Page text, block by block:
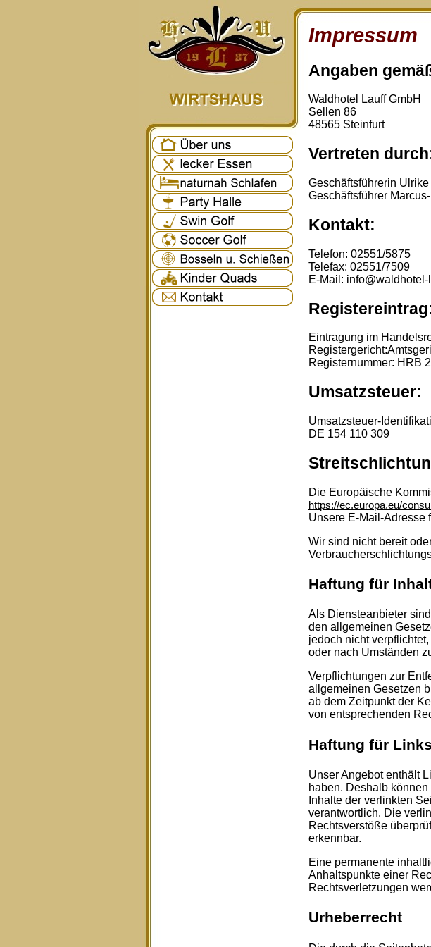
Impressum
Angaben
Waldhotel Lauff GmbH
Sellen 86
48565 Steinfurt
Vertreten
Geschäftsführerin Ulrike
Geschäftsführer
Kontakt:
Telefon: 02551/5875
Telefax: 02551/7509
E-Mail: info@waldhotel-
Eintragung im
Registernummer: HRB
Umsatzsteuer:
Umsatzsteuer-
DE 154 110 309
Die Europäische
https://ec.europa.eu/
Unsere E-Mail-Adresse
Wir sind nicht bereit
Haftung für
Als Diensteanbieter
den allgemeinen
jedoch nicht
oder nach Umständen
Verpflichtungen zur
allgemeinen Gesetzen
ab dem Zeitpunkt der
von entsprechenden
Haftung für Links
Unser Angebot enthält
haben. Deshalb
Inhalte der verlinkten
verantwortlich. Die
Rechtsverstöße
erkennbar.
Eine permanente
Anhaltspunkte einer
Rechtsverletzungen
Urheberrecht